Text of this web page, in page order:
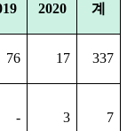
2020 계
76 17 337
- 3 7